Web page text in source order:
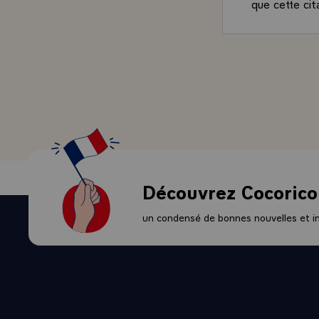
officielle
- Pendant
Capitaine
le 28 août
Découvrez Cocorico
un condensé de bonnes nouvelles et